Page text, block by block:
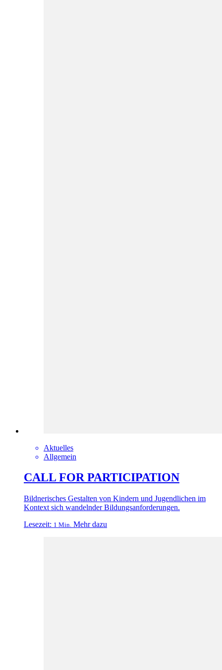
Aktuelles
Allgemein
CALL FOR PARTICIPATION
Bildnerisches Gestalten von Kindern und Jugendlichen im
Kontext sich wandelnder Bildungsanforderungen.
Lesezeit: 1 Min. Mehr dazu